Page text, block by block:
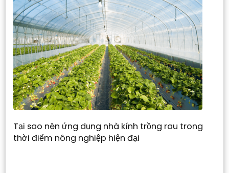
Tại sao nên ứng dụng nhà kính trồng rau trong
thời điểm nông nghiệp hiện đại